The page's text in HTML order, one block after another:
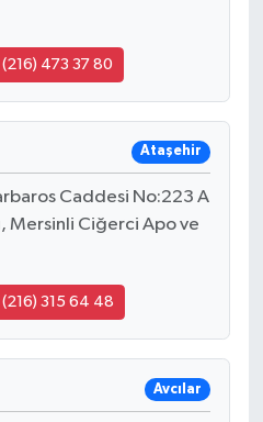
473 37 80
Ataşehir
Caddesi No:223 A
Mersinli Ciğerci Apo ve
315 64 48
Avcılar